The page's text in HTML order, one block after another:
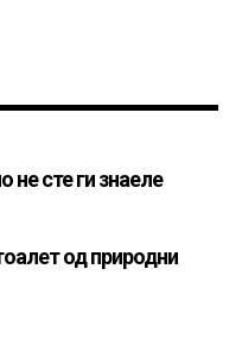
не сте ги знаеле
од природни